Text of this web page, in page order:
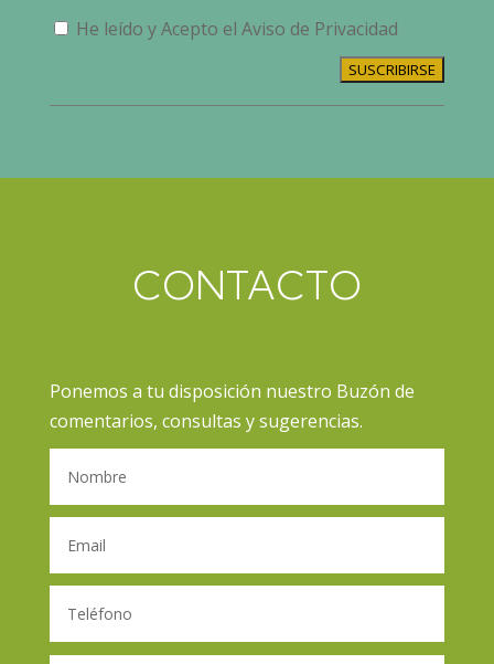
He leído y Acepto el Aviso de Privacidad
SUSCRIBIRSE
CONTACTO
Ponemos a tu disposición nuestro Buzón de
comentarios, consultas y sugerencias.